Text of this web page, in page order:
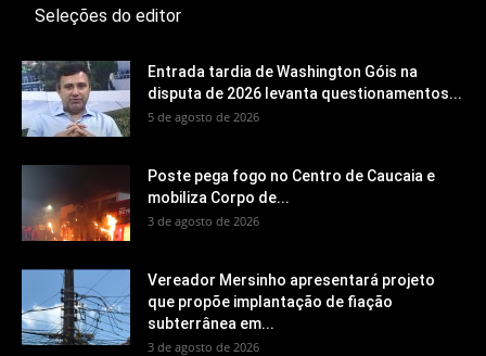
Seleções do editor
Entrada tardia de Washington Góis na
disputa de 2026 levanta questionamentos...
5 de agosto de 2026
Poste pega fogo no Centro de Caucaia e
mobiliza Corpo de...
3 de agosto de 2026
Vereador Mersinho apresentará projeto
que propõe implantação de fiação
subterrânea em...
3 de agosto de 2026